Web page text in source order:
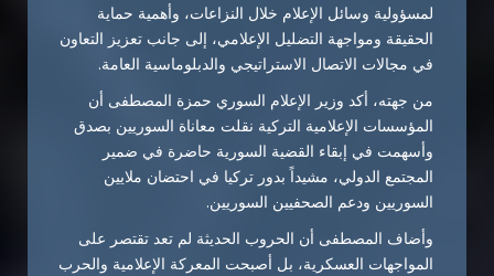
لمسؤولية وسائل الإعلام خلال النزاعات، وأهمية حماية
الحقيقة ومواجهة التضليل الإعلامي، إلى جانب تعزيز التعاون
في مجالات الاتصال الاستراتيجي والدبلوماسية العامة.
من جهته، أكد وزير الإعلام السوري حمزة المصطفى أن
المؤسسات الإعلامية التركية نقلت معاناة السوريين بصدق
وأسهمت في إبقاء القضية السورية حاضرة في ضمير
المجتمع الدولي، مشيداً بدور تركيا في احتضان ملايين
السوريين ودعم الصحفيين السوريين.
وأضاف المصطفى أن الحروب الحديثة لم تعد تقتصر على
المواجهات العسكرية، بل أصبحت المعركة الإعلامية والحرب